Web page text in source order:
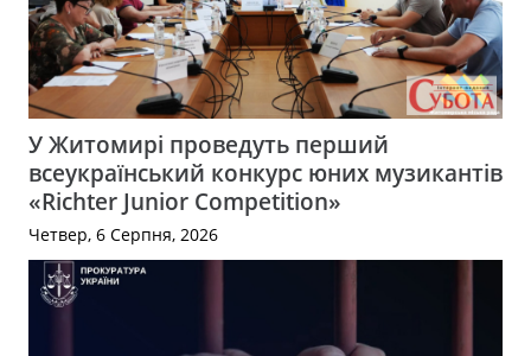
У Житомирі проведуть перший
всеукраїнський конкурс юних музикантів
«Richter Junior Competition»
Четвер, 6 Серпня, 2026